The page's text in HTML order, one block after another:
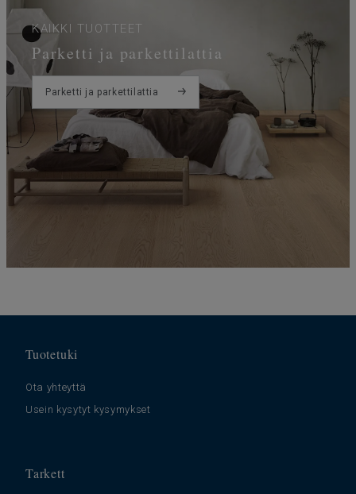
KAIKKI TUOTTEET
Parketti ja parkettilattia
Parketti ja parkettilattia
Tuotetuki
Ota yhteyttä
Usein kysytyt kysymykset
Tarkett